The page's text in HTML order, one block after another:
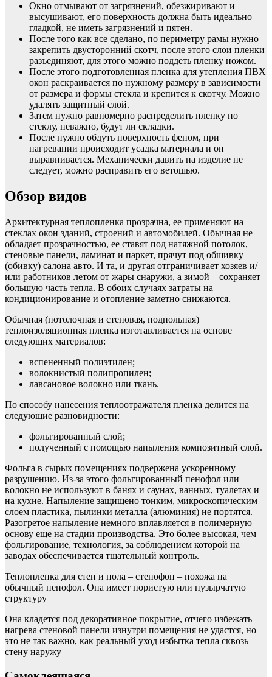
Окно отмывают от загрязнений, обезжиривают и
высушивают, его поверхность должна быть идеально
гладкой, не иметь загрязнений и пятен.
После того как все сделано, по периметру рамы нужно
закрепить двусторонний скотч, после этого слои пленки
разъединяют, для этого можно поддеть пленку ножом.
После этого подготовленная пленка для утепления ПВХ
окон раскраивается по нужному размеру в зависимости
от размера и формы стекла и крепится к скотчу. Можно
удалять защитный слой.
Затем нужно равномерно распределить пленку по
стеклу, неважно, будут ли складки.
После нужно обдуть поверхность феном, при
нагревании происходит усадка материала и он
выравнивается. Механически давить на изделие не
следует, можно расправить его ветошью.
Обзор видов
Архитектурная теплопленка прозрачна, ее применяют на
стеклах окон зданий, строений и автомобилей. Обычная не
обладает прозрачностью, ее ставят под натяжной потолок,
стеновые панели, ламинат и паркет, прячут под обшивку
(обивку) салона авто. И та, и другая отграничивает хозяев и/
или работников летом от жары снаружи, а зимой – сохраняет
большую часть тепла. В обоих случаях затраты на
кондиционирование и отопление заметно снижаются.
Обычная (потолочная и стеновая, подпольная)
теплоизоляционная пленка изготавливается на основе
следующих материалов:
вспененный полиэтилен;
волокнистый полипропилен;
лавсановое волокно или ткань.
По способу нанесения теплоотражателя пленка делится на
следующие разновидности:
фольгированный слой;
полученный с помощью напыления композитный слой.
Фольга в сырых помещениях подвержена ускоренному
разрушению. Из-за этого фольгированный пенофол или
волокно не используют в банях и саунах, ванных, туалетах и
на кухне. Напыление защищено тонким, микроскопическим
слоем пластика, пылинки металла (алюминия) не портятся.
Разогретое напыление немного вплавляется в полимерную
основу еще на стадии производства. Это более высокая, чем
фольгирование, технология, за соблюдением которой на
заводах обеспечивается тщательный контроль.
Теплопленка для стен и пола – стенофон – похожа на
обычный пенофол. Она имеет пористую или пузырчатую
структуру
Она кладется под декоративное покрытие, отчего избежать
нагрева стеновой панели изнутри помещения не удастся, но
это не так важно, как реальный уход избытка тепла сквозь
стену наружу